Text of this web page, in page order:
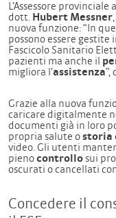
L’Assessore
dott. Hubert Messner
nuova funzione: “In
possono essere gestite
Fascicolo Sanitario
pazienti ma anche il
migliora l’assistenza”,
Grazie alla nuova
caricare digitalmente
documenti già in loro
propria salute ostoria
video. Gli utenti
pienocontrollo sui
oscurati o cancellati
Concedere il